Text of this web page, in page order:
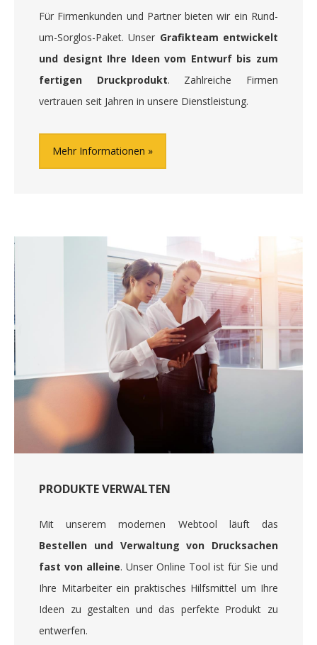
Für Firmenkunden und Partner bieten wir ein Rund-
um-Sorglos-Paket. Unser Grafikteam entwickelt
und designt Ihre Ideen vom Entwurf bis zum
fertigen Druckprodukt. Zahlreiche Firmen
vertrauen seit Jahren in unsere Dienstleistung.
Mehr Informationen
PRODUKTE VERWALTEN
Mit unserem modernen Webtool läuft das
Bestellen und Verwaltung von Drucksachen
fast von alleine. Unser Online Tool ist für Sie und
Ihre Mitarbeiter ein praktisches Hilfsmittel um Ihre
Ideen zu gestalten und das perfekte Produkt zu
entwerfen.